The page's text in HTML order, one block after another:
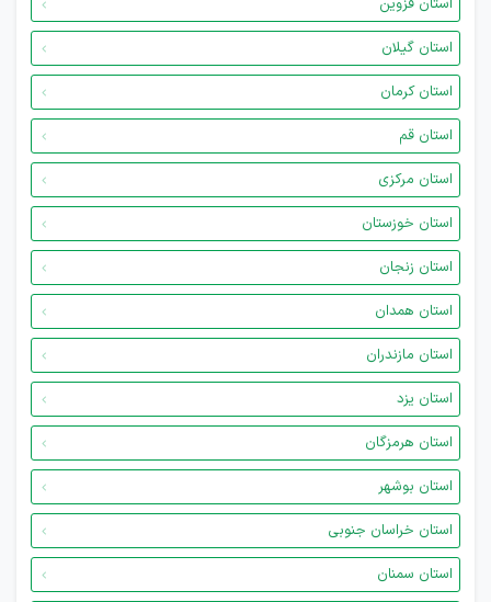
استان قزوین
استان گیلان
استان کرمان
استان قم
استان مرکزی
استان خوزستان
استان زنجان
استان همدان
استان مازندران
استان یزد
استان هرمزگان
استان بوشهر
استان خراسان جنوبی
استان سمنان